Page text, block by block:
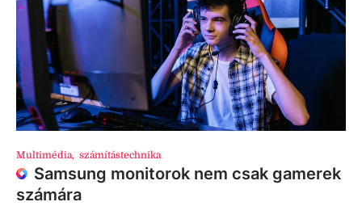
Multimédia, számítástechnika
Samsung monitorok nem csak gamerek
számára